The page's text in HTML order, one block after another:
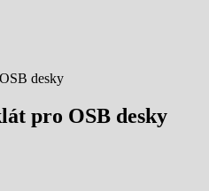
desky
pro OSB desky